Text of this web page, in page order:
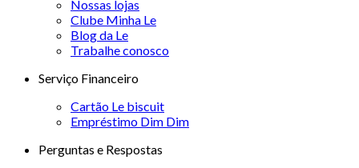
Nossas lojas
Clube Minha Le
Blog da Le
Trabalhe conosco
Serviço Financeiro
Cartão Le biscuit
Empréstimo Dim Dim
Perguntas e Respostas